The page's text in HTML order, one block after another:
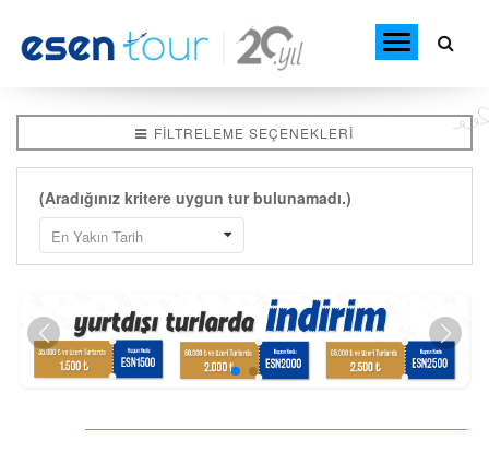
FILTRELEME SEÇENEKLERI
(Aradığınız kritere uygun tur bulunamadı.)